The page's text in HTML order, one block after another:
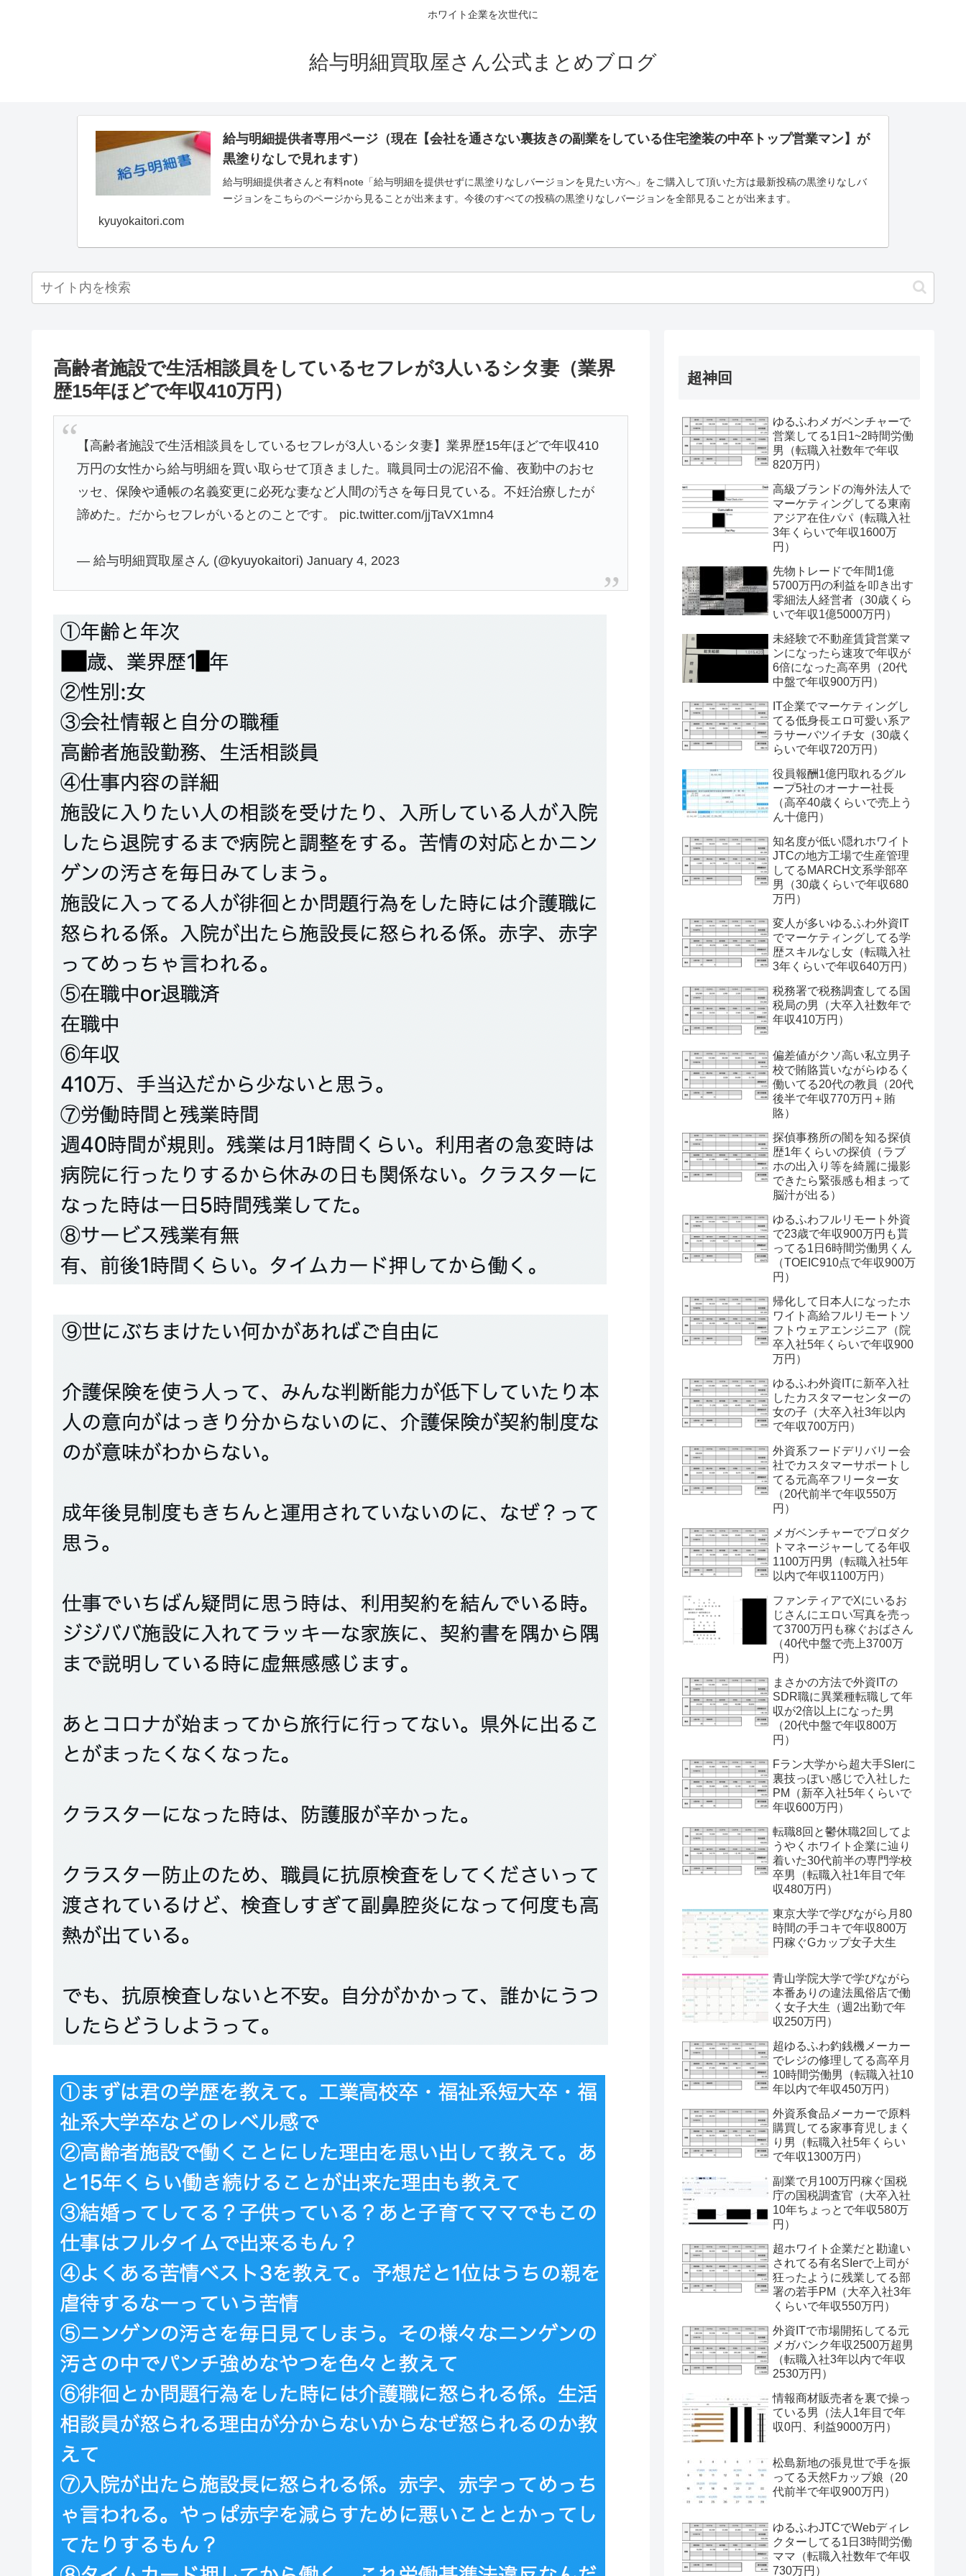
ホワイト企業を次世代に
給与明細買取屋さん公式まとめブログ
給与明細提供者専用ページ（現在【会社を通さない裏抜きの副業をしている住宅塗装の中卒トップ営業マン】が
黒塗りなしで見れます）
給与明細提供者さんと有料note「給与明細を提供せずに黒塗りなしバージョンを見たい方へ」をご購入して頂いた方は最新投稿の黒塗りなしバ
ージョンをこちらのページから見ることが出来ます。今後のすべての投稿の黒塗りなしバージョンを全部見ることが出来ます。
kyuyokaitori.com
高齢者施設で生活相談員をしているセフレが3人いるシタ妻（業界
歴15年ほどで年収410万円）
【高齢者施設で生活相談員をしているセフレが3人いるシタ妻】業界歴15年ほどで年収410
万円の女性から給与明細を買い取らせて頂きました。職員同士の泥沼不倫、夜勤中のおセ
ッセ、保険や通帳の名義変更に必死な妻など人間の汚さを毎日見ている。不妊治療したが
諦めた。だからセフレがいるとのことです。 pic.twitter.com/jjTaVX1mn4
— 給与明細買取屋さん (@kyuyokaitori)January 4, 2023
超神回
ゆるふわメガベンチャーで
営業してる1日1~2時間労働
男（転職入社数年で年収
820万円）
高級ブランドの海外法人で
マーケティングしてる東南
アジア在住パパ（転職入社
3年くらいで年収1600万
円）
先物トレードで年間1億
5700万円の利益を叩き出す
零細法人経営者（30歳くら
いで年収1億5000万円）
未経験で不動産賃貸営業マ
ンになったら速攻で年収が
6倍になった高卒男（20代
中盤で年収900万円）
IT企業でマーケティングし
てる低身長エロ可愛い系ア
ラサーバツイチ女（30歳く
らいで年収720万円）
役員報酬1億円取れるグル
ープ5社のオーナー社長
（高卒40歳くらいで売上う
ん十億円）
知名度が低い隠れホワイト
JTCの地方工場で生産管理
してるMARCH文系学部卒
男（30歳くらいで年収680
万円）
変人が多いゆるふわ外資IT
でマーケティングしてる学
歴スキルなし女（転職入社
3年くらいで年収640万円）
税務署で税務調査してる国
税局の男（大卒入社数年で
年収410万円）
偏差値がクソ高い私立男子
校で賄賂貰いながらゆるく
働いてる20代の教員（20代
後半で年収770万円＋賄
賂）
探偵事務所の闇を知る探偵
歴1年くらいの探偵（ラブ
ホの出入り等を綺麗に撮影
できたら緊張感も相まって
脳汁が出る）
ゆるふわフルリモート外資
で23歳で年収900万円も貰
ってる1日6時間労働男くん
（TOEIC910点で年収900万
円）
帰化して日本人になったホ
ワイト高給フルリモートソ
フトウェアエンジニア（院
卒入社5年くらいで年収900
万円）
ゆるふわ外資ITに新卒入社
したカスタマーセンターの
女の子（大卒入社3年以内
で年収700万円）
外資系フードデリバリー会
社でカスタマーサポートし
てる元高卒フリーター女
（20代前半で年収550万
円）
メガベンチャーでプロダク
トマネージャーしてる年収
1100万円男（転職入社5年
以内で年収1100万円）
ファンティアでXにいるお
じさんにエロい写真を売っ
て3700万円も稼ぐおばさん
（40代中盤で売上3700万
円）
まさかの方法で外資ITの
SDR職に異業種転職して年
収が2倍以上になった男
（20代中盤で年収800万
円）
Fラン大学から超大手SIerに
裏技っぽい感じで入社した
PM（新卒入社5年くらいで
年収600万円）
転職8回と鬱休職2回してよ
うやくホワイト企業に辿り
着いた30代前半の専門学校
卒男（転職入社1年目で年
収480万円）
東京大学で学びながら月80
時間の手コキで年収800万
円稼ぐGカップ女子大生
青山学院大学で学びながら
本番ありの違法風俗店で働
く女子大生（週2出勤で年
収250万円）
超ゆるふわ釣銭機メーカー
でレジの修理してる高卒月
10時間労働男（転職入社10
年以内で年収450万円）
外資系食品メーカーで原料
購買してる家事育児しまく
り男（転職入社5年くらい
で年収1300万円）
副業で月100万円稼ぐ国税
庁の国税調査官（大卒入社
10年ちょっとで年収580万
円）
超ホワイト企業だと勘違い
されてる有名SIerで上司が
狂ったように残業してる部
署の若手PM（大卒入社3年
くらいで年収550万円）
外資ITで市場開拓してる元
メガバンク年収2500万超男
（転職入社3年以内で年収
2530万円）
情報商材販売者を裏で操っ
ている男（法人1年目で年
収0円、利益9000万円）
松島新地の張見世で手を振
ってる天然Fカップ娘（20
代前半で年収900万円）
ゆるふわJTCでWebディレ
クターしてる1日3時間労働
ママ（転職入社数年で年収
730万円）